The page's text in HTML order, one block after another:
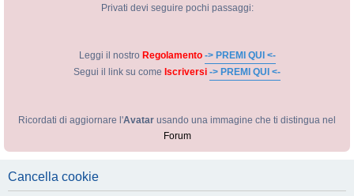
Privati devi seguire pochi passaggi:
Leggi il nostro Regolamento -> PREMI QUI <-
Segui il link su come Iscriversi -> PREMI QUI <-
Ricordati di aggiornare l'Avatar usando una immagine che ti distingua nel
Forum
Cancella cookie